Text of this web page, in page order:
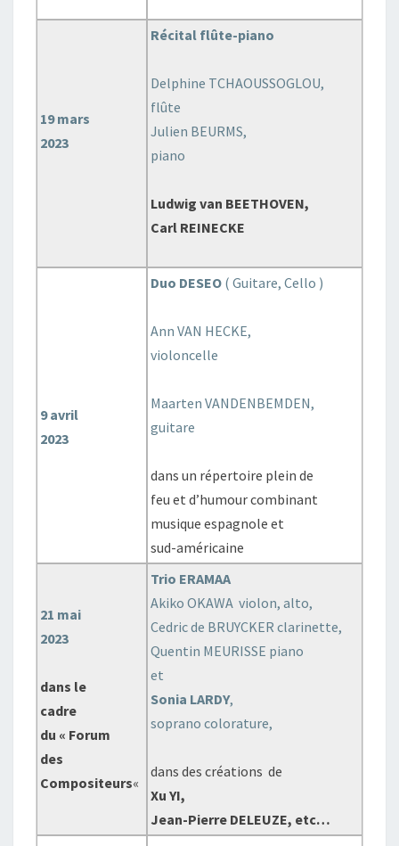
19 mars
2023
Récital flûte-piano
Delphine TCHAOUSSOGLOU,
flûte
Julien BEURMS,
piano
Ludwig van BEETHOVEN,
Carl REINECKE
9 avril
2023
Duo DESEO ( Guitare, Cello )
Ann VAN HECKE,
violoncelle
Maarten VANDENBEMDEN,
guitare
dans un répertoire plein de
feu et d’humour combinant
musique espagnole et
sud-américaine
21 mai
2023
dans le
cadre
du « Forum
des
Compositeurs«
Trio ERAMAA
Akiko OKAWA violon, alto,
Cedric de BRUYCKER clarinette,
Quentin MEURISSE piano
et
Sonia LARDY,
soprano colorature,
dans des créations de
Xu YI,
Jean-Pierre DELEUZE, etc…